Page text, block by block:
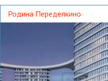
Родина Переделкино